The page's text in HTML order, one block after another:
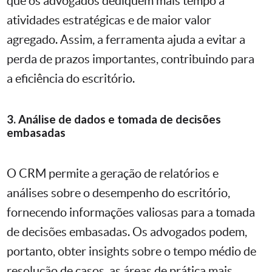
atividades estratégicas e de maior valor
agregado. Assim, a ferramenta ajuda a evitar a
perda de prazos importantes, contribuindo para
a eficiência do escritório.
3. Análise de dados e tomada de decisões
embasadas
O CRM permite a geração de relatórios e
análises sobre o desempenho do escritório,
fornecendo informações valiosas para a tomada
de decisões embasadas. Os advogados podem,
portanto, obter insights sobre o tempo médio de